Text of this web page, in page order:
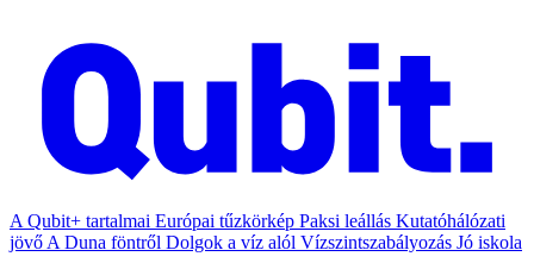
A Qubit+ tartalmai Európai tűzkörkép Paksi leállás Kutatóhálózati
jövő A Duna föntről Dolgok a víz alól Vízszintszabályozás Jó iskola